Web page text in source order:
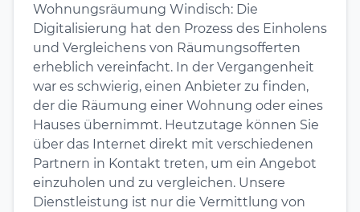
Wohnungsräumung Windisch: Die
Digitalisierung hat den Prozess des Einholens
und Vergleichens von Räumungsofferten
erheblich vereinfacht. In der Vergangenheit
war es schwierig, einen Anbieter zu finden,
der die Räumung einer Wohnung oder eines
Hauses übernimmt. Heutzutage können Sie
über das Internet direkt mit verschiedenen
Partnern in Kontakt treten, um ein Angebot
einzuholen und zu vergleichen. Unsere
Dienstleistung ist nur die Vermittlung von